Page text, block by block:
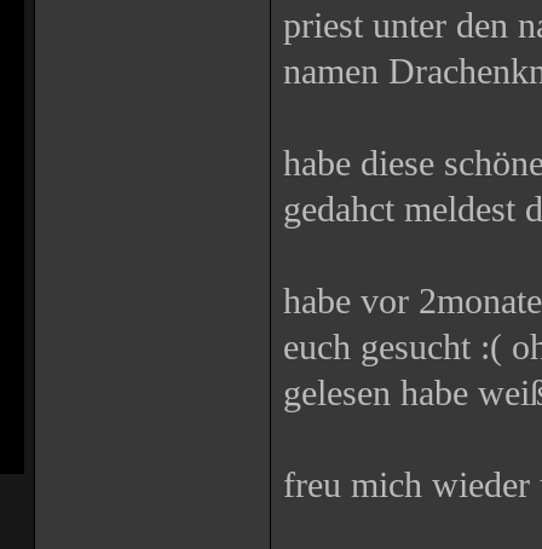
priest unter den
namen
habe diese
gedahct meldest
habe vor
euch gesucht :(
gelesen habe
freu mich wieder